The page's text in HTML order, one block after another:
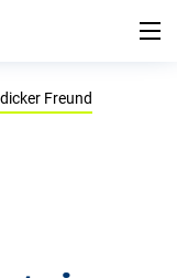
Freund